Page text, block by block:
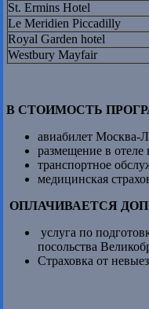
St. Ermins Hotel
Le Meridien Piccadilly
Royal Garden hotel
Westbury Mayfair
В СТОИМОСТЬ
авиабилет Москва-
размещение в отеле
транспортное
медицинская
ОПЛАЧИВАЕТСЯ
услуга по
посольства
Страховка от